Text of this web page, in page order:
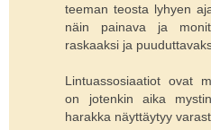
teeman teosta lyhyen
näin painava ja
raskaaksi ja
Lintuassosiaatiot ovat
on jotenkin aika
harakka näyttäytyy